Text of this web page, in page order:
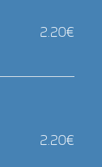
2.20€
2.20€